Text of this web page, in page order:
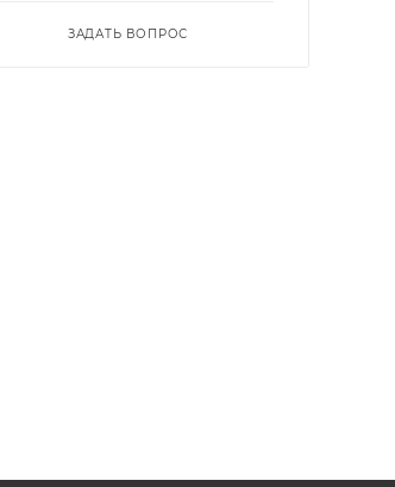
ЗАДАТЬ ВОПРОС